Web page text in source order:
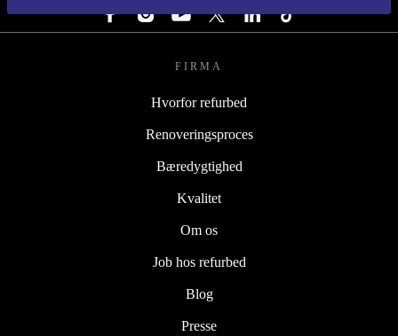
FIRMA
Hvorfor refurbed
Renoveringsproces
Bæredygtighed
Kvalitet
Om os
Job hos refurbed
Blog
Presse